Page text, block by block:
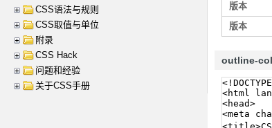
版本
版本
outline-
CSS语法与规则
CSS取值与单位
附录
CSS Hack
问题和经验
关于CSS手册